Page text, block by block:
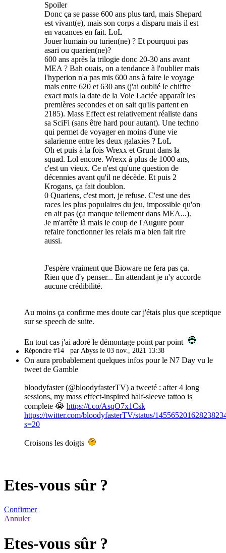
Spoiler
Donc ça se passe 600 ans plus tard, mais Shepard
est vivant(e), mais son corps a disparu mais il est
en vacances en fait. LoL
Jouer humain ou turien(ne) ? Et pourquoi pas
asari ou quarien(ne)?
600 ans après la trilogie donc 20-30 ans avant
MEA ? Bah ouais, on a tendance à l'oublier mais
l'hyperion n'a pas mis 600 ans à faire le voyage
mais entre 620 et 630 ans (j'ai oublié le chiffre
exact mais la date de la Voie Lactée apparaît les
premières secondes et on sait qu'ils partent en
2185). Mass Effect est relativement réaliste dans
sa SciFi (sans être hard pour autant). Une techno
qui permet de voyager en moins d'une vie
salarienne entre les deux galaxies ? LoL
Oh et puis à la fois Wrexx et Grunt dans la
squad. Lol encore. Wrexx à plus de 1000 ans,
c'est un vieux. Ce n'est qu'une question de
décennies avant qu'il ne décède. Et puis 2
Krogans, ça fait doublon.
0 Quariens, c'est mort, je refuse. C'est une des
races les plus populaires du jeu, impossible qu'on
en ait pas (ça manque tellement dans MEA...).
Je m'arrête là mais le coup de l'Augure pour
refaire fonctionner les relais m'a bien fait rire
aussi.
J'espère vraiment que Bioware ne fera pas ça.
Rien que d'y penser... En attendant je n'y accorde
aucune crédibilité.
Au moins ça confirme mes doute car j'étais plus que sceptique
sur se speech de suite.
En tout cas j'ai adoré le démontage point par point
Répondre #14 par Abyss le 03 nov., 2021 13:38
On aura probablement quelques infos pour le N7 Day vu le
tweet de Gamble
bloodyfaster (@bloodyfasterTV) a tweeté : after 4 long
sessions, my mass effect-inspired half-sleeve tattoo is
complete 😭 https://t.co/AsqO7x1Csk
https://twitter.com/bloodyfasterTV/status/
s=20
Croisons les doigts
Etes-vous sûr ?
Confirmer
Annuler
Etes-vous sûr ?